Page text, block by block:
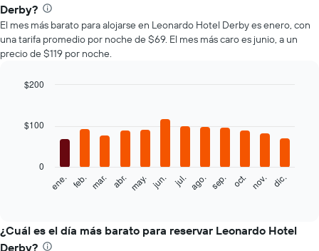
Derby?
El mes más barato para alojarse en Leonardo Hotel Derby es enero, con
una tarifa promedio por noche de $69. El mes más caro es junio, a un
precio de $119 por noche.
with
siguiente
el
precio
ene. feb. mar. abr. may. jun. jul. ago. sep. oct. nov. dic.
0
$100
$200
¿Cuál es el día más barato para reservar Leonardo Hotel
Derby?